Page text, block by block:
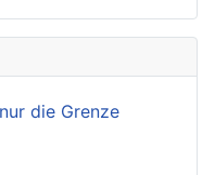
die Grenze